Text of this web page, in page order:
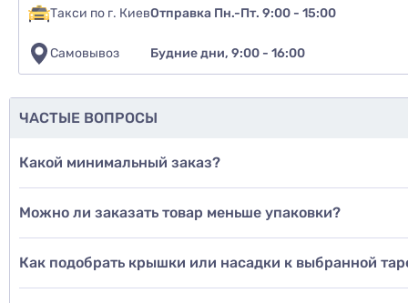
Такси по г. КиевОтправка Пн.-Пт. 9:00 - 15:00
Самовывоз Будние дни, 9:00 - 16:00
ЧАСТЫЕ ВОПРОСЫ
Какой минимальный заказ?
Можно ли заказать товар меньше упаковки?
Как подобрать крышки или насадки к выбранной